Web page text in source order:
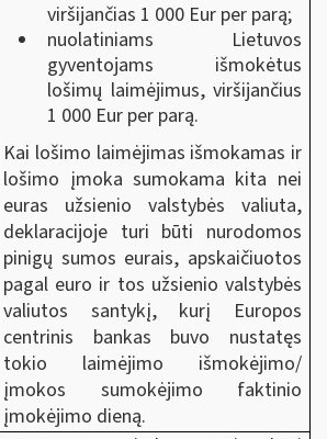
viršijančias 1 000 Eur per parą;
nuolatiniams Lietuvos
gyventojams išmokėtus
lošimų laimėjimus, viršijančius
1 000 Eur per parą.
Kai lošimo laimėjimas išmokamas ir
lošimo įmoka sumokama kita nei
euras užsienio valstybės valiuta,
deklaracijoje turi būti nurodomos
pinigų sumos eurais, apskaičiuotos
pagal euro ir tos užsienio valstybės
valiutos santykį, kurį Europos
centrinis bankas buvo nustatęs
tokio laimėjimo išmokėjimo/
įmokos sumokėjimo faktinio
įmokėjimo dieną.